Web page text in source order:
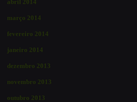
abril 2014
março 2014
fevereiro 2014
janeiro 2014
dezembro 2013
novembro 2013
outubro 2013